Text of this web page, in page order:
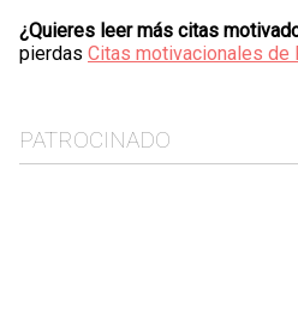
¿Quieres leer más citas
pierdas Citas motivacionales de
PATROCINADO